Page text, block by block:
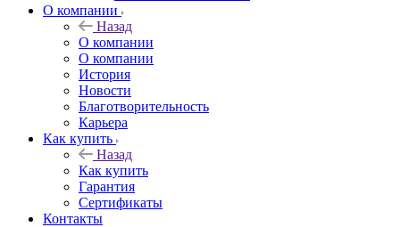
О компании
Назад
О компании
О компании
История
Новости
Благотворительность
Карьера
Как купить
Назад
Как купить
Гарантия
Сертификаты
Контакты